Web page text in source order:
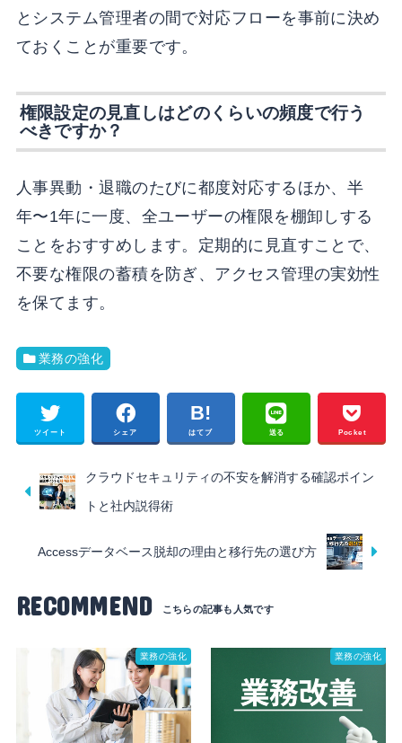
とシステム管理者の間で対応フローを事前に決め
ておくことが重要です。
権限設定の見直しはどのくらいの頻度で行う
べきですか？
人事異動・退職のたびに都度対応するほか、半
年〜1年に一度、全ユーザーの権限を棚卸しする
ことをおすすめします。定期的に見直すことで、
不要な権限の蓄積を防ぎ、アクセス管理の実効性
を保てます。
業務の強化
ツイート シェア はてブ 送る Pocket
クラウドセキュリティの不安を解消する確認ポイン
トと社内説得術
Accessデータベース脱却の理由と移行先の選び方
RECOMMEND
業務の強化 業務の強化